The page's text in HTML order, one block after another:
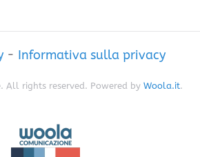
- Informativa sulla privacy
All rights reserved. Powered by Woola.it.